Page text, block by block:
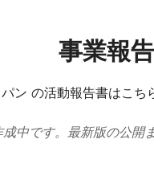
事業報
ン の​活動報告書は​こち
中です。最新版の公開